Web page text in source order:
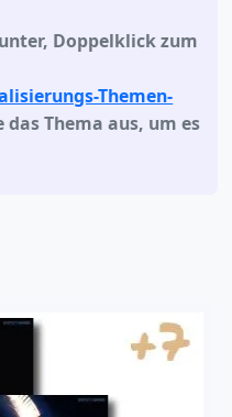
, Doppelklick zum
Themen-
das Thema aus, um es